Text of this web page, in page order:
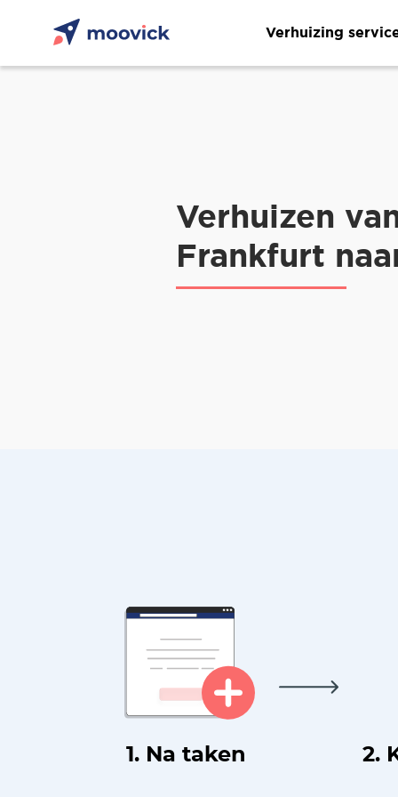
Verhuizing
Verhuizen
Frankfurt
1. Na taken 2.